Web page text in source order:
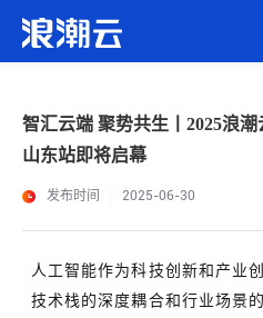
智汇云端 聚势共生丨2025浪
山东站即将启幕
发布时间 2025-06-30
人工智能作为科技创新和产业
技术栈的深度耦合和行业场景